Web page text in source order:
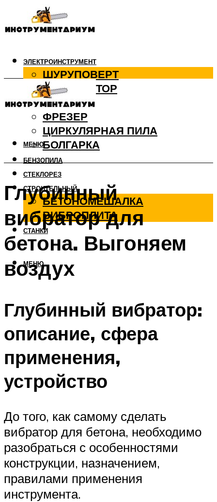
ЭЛЕКТРОИНСТРУМЕНТ
ШУРУПОВЕРТ
ПЕРФОРАТОР
ДРЕЛЬ
ФРЕЗЕР
ЦИРКУЛЯРНАЯ ПИЛА
БОЛГАРКА
БЕНЗОПИЛА
СТЕКЛОРЕЗ
СТРОИТЕЛЬНЫЙ
БЕТОНОМЕШАЛКА
ВИБРОПЛИТА
СТАНКИ
МЕНЮ
МЕНЮ
Глубинный
вибратор для
бетона. Выгоняем
воздух
Глубинный вибратор:
описание, сфера
применения,
устройство
До того, как самому сделать
вибратор для бетона, необходимо
разобраться с особенностями
конструкции, назначением,
правилами применения
инструмента.